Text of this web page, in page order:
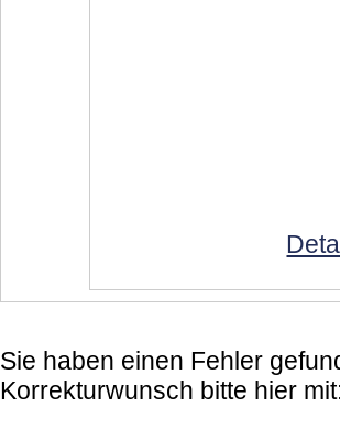
Sie haben einen Fehler
Korrekturwunsch bitte hier